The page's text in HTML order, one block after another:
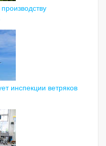
инспекции ветряков